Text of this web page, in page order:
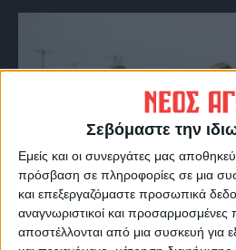
Σεβόμαστε την
Εμείς και οι συνεργάτες μας
πρόσβαση σε πληροφορίες σε μια
και επεξεργαζόμαστε προσωπικά
αναγνωριστικοί και
αποστέλλονται από μια συσκευή για